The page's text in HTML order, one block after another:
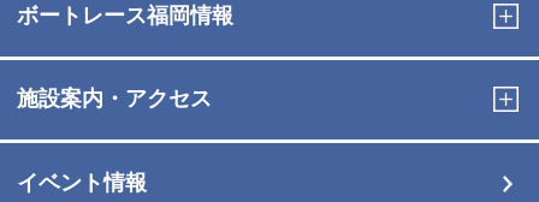
ボートレース福岡情報
施設案内・アクセス
イベント情報